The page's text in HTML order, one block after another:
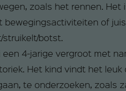
zoals het rennen.
bewegingsactiviteiten of
struikelt/botst.
een 4-jarige vergroot met
Het kind vindt het
te onderzoeken, zoals